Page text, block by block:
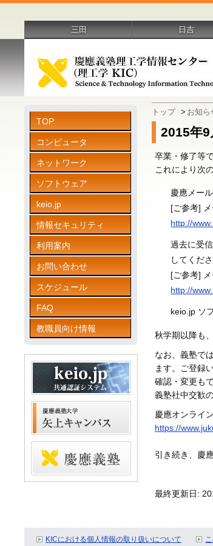
TOP
コンピュータ
ネットワーク
ソフトウェア
keio.jp
情報セキュリティ
利用案内
お問い合わせ
スケジュール
FAQ
教職員向け情報
トップ > お知ら
2015年
卒業・修了等
これにより次
慶應メー
[ご参考]
http://
過去に受
してくださ
[ご参考]
http://
keio.jp ソ
秋学期以降も
なお、義塾で
ます。ご登録
確認・変更も
義塾社中交歓
慶應オンライン
https://
引き続き、慶
最終更新日:
KICにおける個人情報の取り扱いについて
三田 日吉